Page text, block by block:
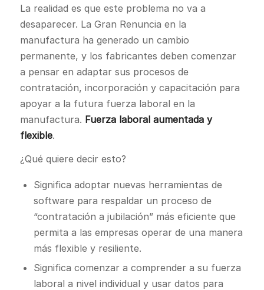
La realidad es que este problema no va a
desaparecer. La Gran Renuncia en la
manufactura ha generado un cambio
permanente, y los fabricantes deben comenzar
a pensar en adaptar sus procesos de
contratación, incorporación y capacitación para
apoyar a la futura fuerza laboral en la
manufactura. Fuerza laboral aumentada y
flexible.
¿Qué quiere decir esto?
Significa adoptar nuevas herramientas de
software para respaldar un proceso de
“contratación a jubilación” más eficiente que
permita a las empresas operar de una manera
más flexible y resiliente.
Significa comenzar a comprender a su fuerza
laboral a nivel individual y usar datos para